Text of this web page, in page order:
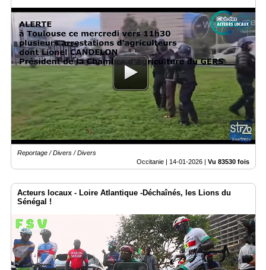
Reportage / Divers / Divers
Occitanie | 14-01-2026 Vu 83530 fois
Acteurs locaux - Loire Atlantique -Déchaînés, les Lions du
Sénégal !